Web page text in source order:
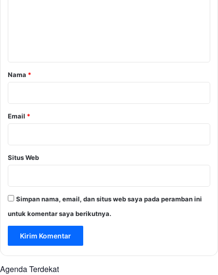
rNama *
Email *
Situs Web
Simpan nama, email, dan situs web saya pada peramban ini
untuk komentar saya berikutnya.
Agenda Terdekat